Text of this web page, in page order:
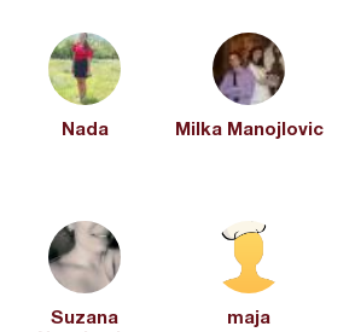
Nada Milka Manojlovic
Suzana
maja